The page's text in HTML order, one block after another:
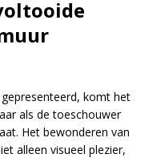
komt het
als de toeschouwer
Het bewonderen van
alleen visueel plezier,